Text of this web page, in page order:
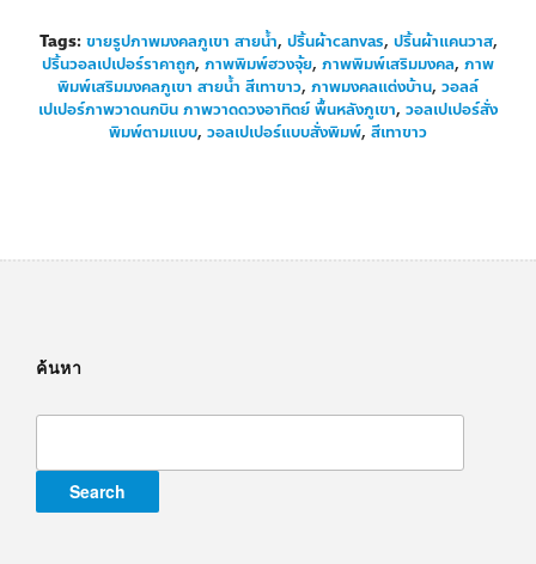
Tags: ขายรูปภาพมงคลภูเขา สายน้ำ, ปริ้นผ้าcanvas, ปริ้นผ้าแคนวาส,
ปริ้นวอลเปเปอร์ราคาถูก, ภาพพิมพ์ฮวงจุ้ย, ภาพพิมพ์เสริมมงคล, ภาพ
พิมพ์เสริมมงคลภูเขา สายน้ำ สีเทาขาว, ภาพมงคลแต่งบ้าน, วอลล์
เปเปอร์ภาพวาดนกบิน ภาพวาดดวงอาทิตย์ พื้นหลังภูเขา, วอลเปเปอร์สั่ง
พิมพ์ตามแบบ, วอลเปเปอร์แบบสั่งพิมพ์, สีเทาขาว
ค้นหา